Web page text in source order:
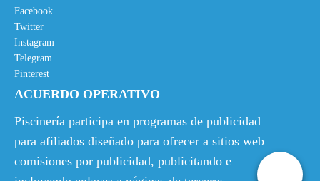
Facebook
Twitter
Instagram
Telegram
Pinterest
ACUERDO OPERATIVO
Piscinería participa en programas de publicidad
para afiliados diseñado para ofrecer a sitios web
comisiones por publicidad, publicitando e